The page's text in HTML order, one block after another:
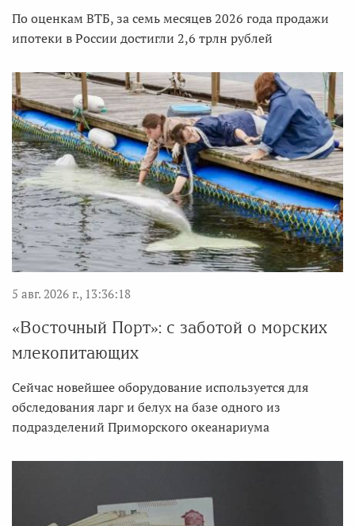
По оценкам ВТБ, за семь месяцев 2026 года продажи
ипотеки в России достигли 2,6 трлн рублей
5 авг. 2026 г., 13:36:18
«Восточный Порт»: с заботой о морских
млекопитающих
Сейчас новейшее оборудование используется для
обследования ларг и белух на базе одного из
подразделений Приморского океанариума